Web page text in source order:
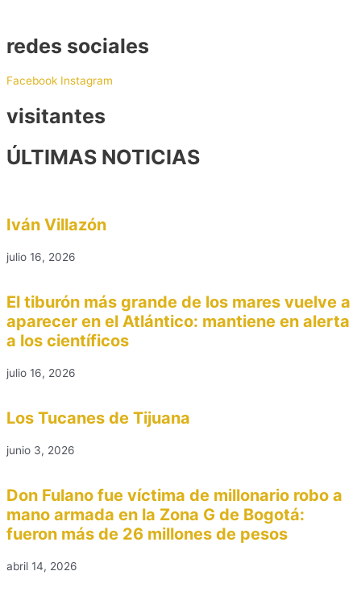
redes sociales
Facebook Instagram
visitantes
ÚLTIMAS NOTICIAS
Iván Villazón
julio 16, 2026
El tiburón más grande de los mares vuelve a
aparecer en el Atlántico: mantiene en alerta
a los científicos
julio 16, 2026
Los Tucanes de Tijuana
junio 3, 2026
Don Fulano fue víctima de millonario robo a
mano armada en la Zona G de Bogotá:
fueron más de 26 millones de pesos
abril 14, 2026